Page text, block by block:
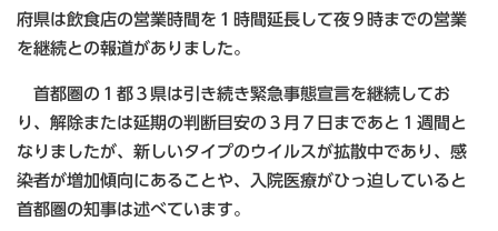
府県は飲食店の営業時間を１時間延長して夜９時までの営業
を継続との報道がありました。
首都圏の１都３県は引き続き緊急事態宣言を継続してお
り、解除または延期の判断目安の３月７日まであと１週間と
なりましたが、新しいタイプのウイルスが拡散中であり、感
染者が増加傾向にあることや、入院医療がひっ迫していると
首都圏の知事は述べています。